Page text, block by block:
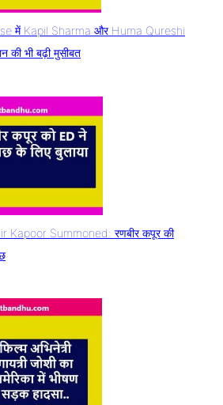
में Kapil Sharma और Huma Qureshi
की भी बढ़ी मुसीबत
Kapoor Summoned: रणबीर कपूर की